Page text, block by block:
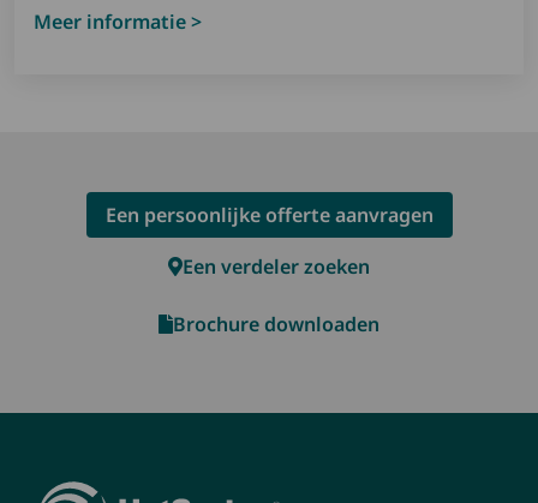
Meer informatie >
Een persoonlijke offerte aanvragen
Een verdeler zoeken
Brochure downloaden